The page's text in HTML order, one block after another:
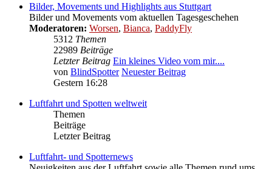
Bilder, Movements und Highlights aus Stuttgart
Bilder und Movements vom aktuellen Tagesgeschehen
Moderatoren: Worsen, Bianca, PaddyFly
5312 Themen
22989 Beiträge
Letzter Beitrag Ein kleines Video vom mir....
von BlindSpotter Neuester Beitrag
Gestern 16:28
Luftfahrt und Spotten weltweit
Themen
Beiträge
Letzter Beitrag
Luftfahrt- und Spotternews